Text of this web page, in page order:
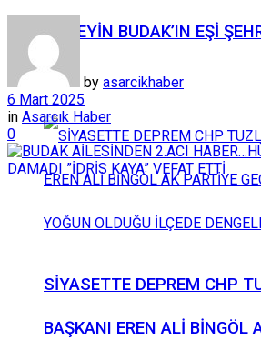
HÜSEYİN BUDAK’IN EŞİ
ETTİ
SİYASETTE DEPREM CHP
BAŞKANI EREN ALİ BİNGÖL
by asarcikhaber
6 Mart 2025
in Asarcık Haber
0